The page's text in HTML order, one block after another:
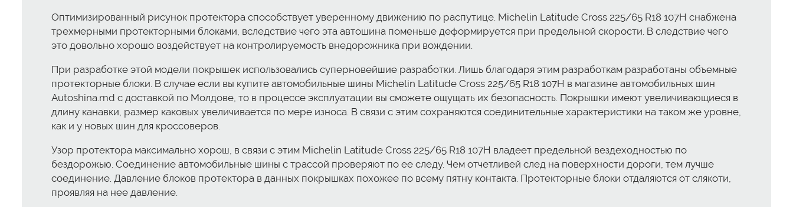
Оптимизированный рисунок протектора способствует уверенному движению по распутице. Michelin Latitude Cross 225/65 R18 107H снабжена
трехмерными протекторными блоками, вследствие чего эта автошина поменьше деформируется при предельной скорости. В следствие чего
это довольно хорошо воздействует на контролируемость внедорожника при вождении.
При разработке этой модели покрышек использовались суперновейшие разработки. Лишь благодаря этим разработкам разработаны объемные
протекторные блоки. В случае если вы купите автомобильные шины Michelin Latitude Cross 225/65 R18 107H в магазине автомобильных шин
Autoshina.md с доставкой по Молдове, то в процессе эксплуатации вы сможете ощущать их безопасность. Покрышки имеют увеличивающиеся в
длину канавки, размер каковых увеличивается по мере износа. В связи с этим сохраняются соединительные характеристики на таком же уровне,
как и у новых шин для кроссоверов.
Узор протектора максимально хорош, в связи с этим Michelin Latitude Cross 225/65 R18 107H владеет предельной вездеходностью по
бездорожью. Соединение автомобильные шины с трассой проверяют по ее следу. Чем отчетливей след на поверхности дороги, тем лучше
соединение. Давление блоков протектора в данных покрышках похожее по всему пятну контакта. Протекторные блоки отдаляются от слякоти,
проявляя на нее давление.